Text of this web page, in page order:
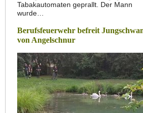
Tabakautomaten geprallt. Der Mann
wurde…
Berufsfeuerwehr befreit
von Angelschnur